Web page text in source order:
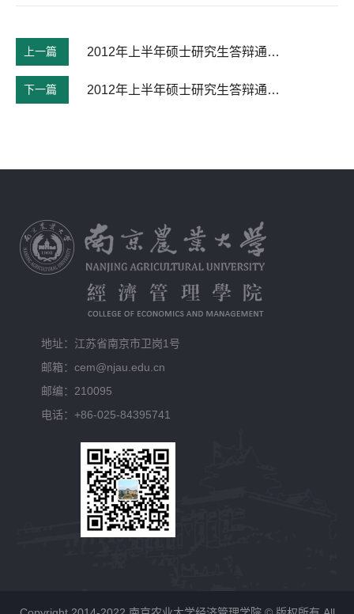
上一篇 2012年上半年硕士研究生答辩通知&#40;物流工程、农业经济管理&#41;
下一篇 2012年上半年硕士研究生答辩通知(金融学、会计学)
地址：江苏省南京市卫岗1号
邮箱：cem@njau.edu.cn
邮编：210095
电话：+86-025-84395741